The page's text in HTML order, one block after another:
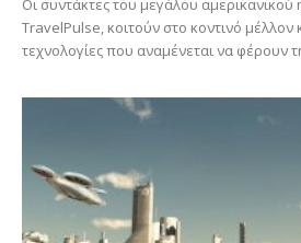
Οι συντάκτες του μεγάλου
TravelPulse, κοιτούν στο κοντινό μέλλον
τεχνολογίες που αναμένεται να φέρουν